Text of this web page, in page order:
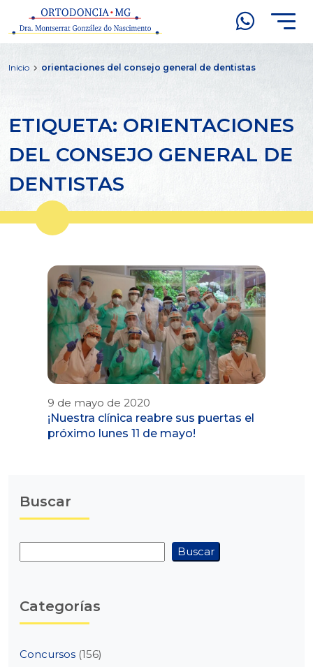
Inicio orientaciones del consejo general de dentistas
ETIQUETA: ORIENTACIONES
DEL CONSEJO GENERAL DE
DENTISTAS
9 de mayo de 2020
¡Nuestra clínica reabre sus puertas el
próximo lunes 11 de mayo!
Buscar
Buscar
Categorías
Concursos (156)